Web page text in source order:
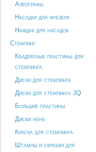
Аэрографы
Насадки для фрезера
Наждак для насадок
Стемпинг
Квадратные пластины для
стемпинга
Диски для стемпинга
Диски для стемпинга JQ
Большие пластины
Диски hehe
Краска для стемпинга
Штампы и скребки для